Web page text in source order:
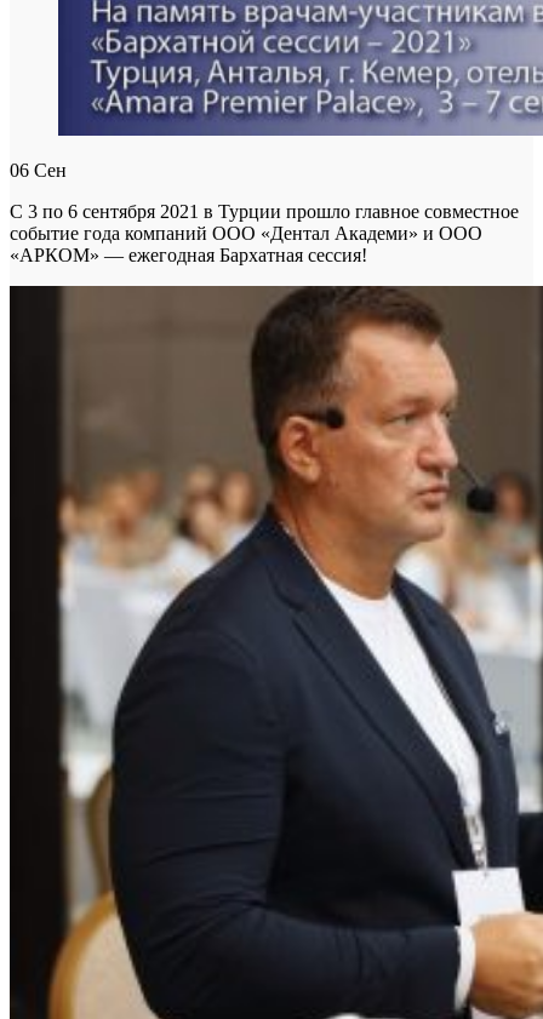
06 Сен
С 3 по 6 сентября 2021 в Турции прошло главное совместное
событие года компаний ООО «Дентал Академи» и ООО
«АРКОМ» — ежегодная Бархатная сессия!